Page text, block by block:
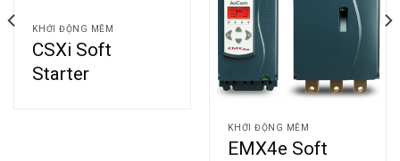
KHỞI ĐỘNG MỀM
CSXi Soft
Starter
KHỞI ĐỘNG MỀM
EMX4e Soft